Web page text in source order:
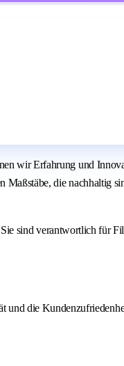
wir Erfahrung und
die nachhaltig
sind verantwortlich für
und die